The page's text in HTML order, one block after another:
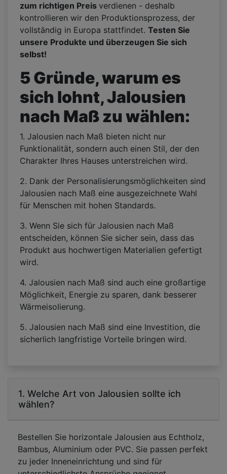
zum richtigen Preis verdienen - deshalb
kontrollieren wir den Produktionsprozess, der
vollständig in Europa stattfindet. Testen Sie
unsere Produkte und überzeugen Sie sich
selbst!
5 Gründe, warum es
sich lohnt, Jalousien
nach Maß zu wählen:
1. Jalousien nach Maß bieten nicht nur
Funktionalität, sondern auch einen Stil, der den
Charakter Ihres Hauses unterstreichen wird.
2. Dank der Personalisierungsmöglichkeiten sind
Jalousien nach Maß eine ausgezeichnete Wahl
für Menschen mit hohen Standards.
3. Wenn Sie sich für Jalousien nach Maß
entscheiden, können Sie sicher sein, dass das
Produkt aus hochwertigen Materialien gefertigt
wird.
4. Jalousien nach Maß sind auch eine großartige
Möglichkeit, Energie zu sparen, dank besserer
Wärmeisolierung.
5. Jalousien nach Maß sind eine Investition, die
sicherlich langfristige Vorteile bringen wird.
1. Welche Art von Jalousien sollte ich
wählen?
Bestellen Sie horizontale Jalousien aus Echtholz,
Bambus, Aluminium oder PVC. Sie passen perfekt
zu jeder Inneneinrichtung und sind für